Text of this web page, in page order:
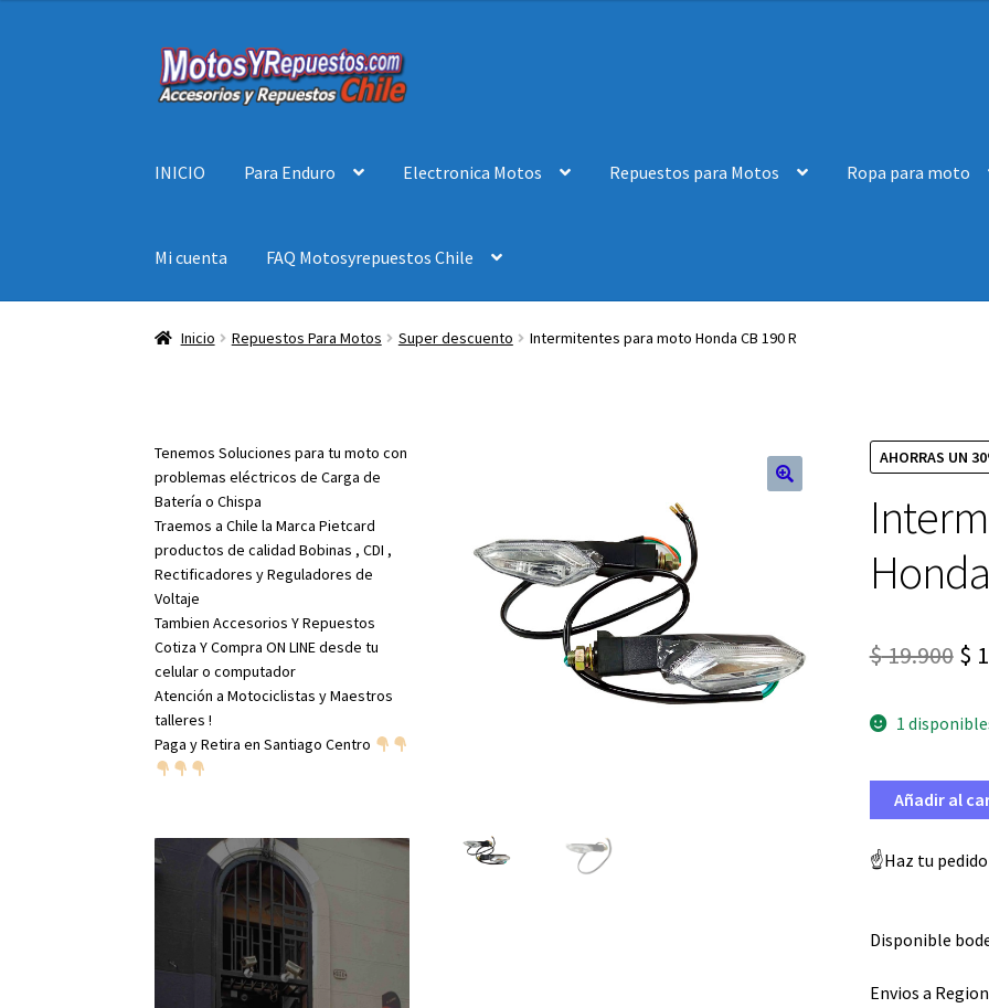
Ir
a
Ir
al
INICIO Para Enduro Electronica Motos Repuestos para Motos Ropa para moto
Mi cuenta FAQ Motosyrepuestos Chile
Inicio Repuestos Para Motos Super descuento Intermitentes para moto Honda CB 190 R
AHORRAS UN
$19.900 El
$
$
1
Añadir al
☝️Haz tu
Disponible
Envios a
Tenemos Soluciones para tu moto con
problemas eléctricos de Carga de
Batería o Chispa
Traemos a Chile la Marca Pietcard
productos de calidad Bobinas , CDI ,
Rectificadores y Reguladores de
Voltaje
Tambien Accesorios Y Repuestos
Cotiza Y Compra ON LINE desde tu
celular o computador
Atención a Motociclistas y Maestros
talleres !
Paga y Retira en Santiago Centro
$ 19.900.$ 13.930.